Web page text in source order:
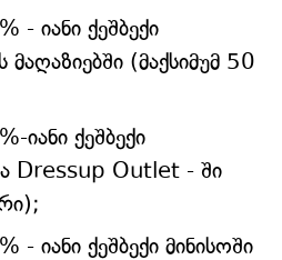
- იანი ქეშბექი
მაღაზიებში (მაქსიმუმ 50
იანი ქეშბექი
Dressup Outlet - ში
- იანი ქეშბექი მინისოში